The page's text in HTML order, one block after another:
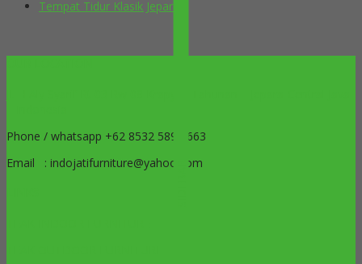
Tempat Tidur Klasik Jepara
SIDEBAR
Phone / whatsapp +62 8532 5899 663
Email : indojatifurniture@yahoo.com